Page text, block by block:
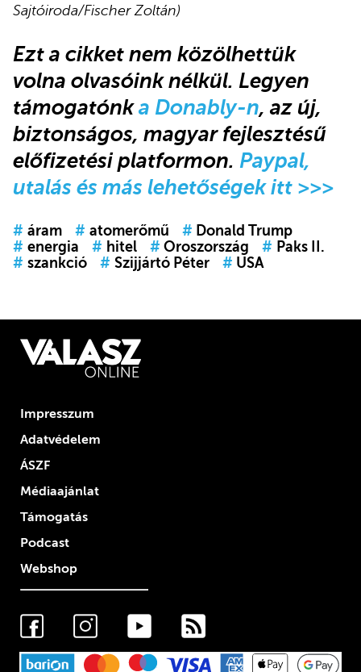
Sajtóiroda/Fischer Zoltán)
Ezt a cikket nem közölhettük
volna olvasóink nélkül. Legyen
támogatónka Donably-n, az új,
biztonságos, magyar fejlesztésű
előfizetési platformon. Paypal,
utalás és más lehetőségek itt >>>
# áram # atomerőmű # Donald Trump
# energia # hitel # Oroszország # Paks II.
# szankció # Szijjártó Péter # USA
Impresszum
Adatvédelem
ÁSZF
Médiaajánlat
Támogatás
Podcast
Webshop